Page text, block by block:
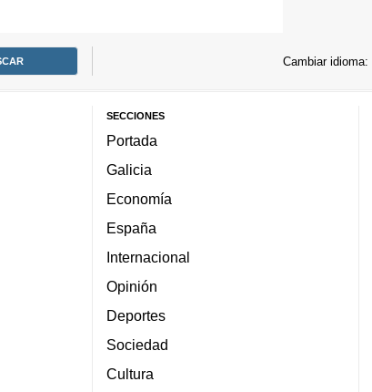
Cambiar idioma:
SECCIONES
Portada
Galicia
Economía
España
Internacional
Opinión
Deportes
Sociedad
Cultura